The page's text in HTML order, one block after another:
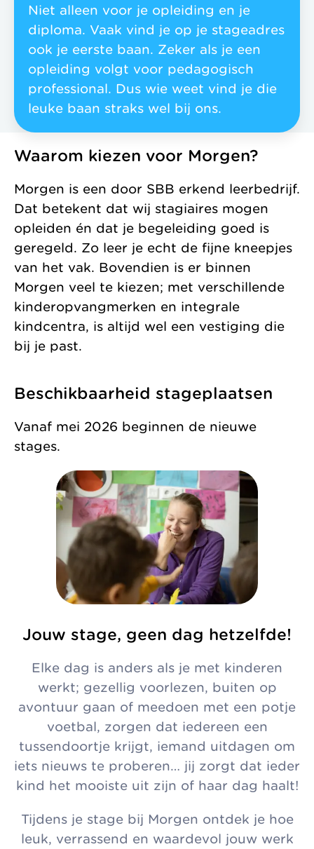
zonder
winstoogmerk,
voor de wereld van
morgen.
Kinderopvang
Samenwerkingen
Organisatie
Jaarverslag
Allemaal vanuit
één gedeelde visie.
Niet alleen voor je opleiding en je
diploma. Vaak vind je op je stageadres
ook je eerste baan. Zeker als je een
opleiding volgt voor pedagogisch
professional. Dus wie weet vind je die
leuke baan straks wel bij ons.
Waarom kiezen voor Morgen?
Morgen is een door SBB erkend leerbedrijf.
Dat betekent dat wij stagiaires mogen
opleiden én dat je begeleiding goed is
geregeld. Zo leer je echt de fijne kneepjes
van het vak. Bovendien is er binnen
Morgen veel te kiezen; met verschillende
kinderopvangmerken en integrale
kindcentra, is altijd wel een vestiging die
bij je past.
Beschikbaarheid stageplaatsen
Vanaf mei 2026 beginnen de nieuwe
stages.
Jouw stage, geen dag hetzelfde!
Elke dag is anders als je met kinderen
werkt; gezellig voorlezen, buiten op
avontuur gaan of meedoen met een potje
voetbal, zorgen dat iedereen een
tussendoortje krijgt, iemand uitdagen om
iets nieuws te proberen… jij zorgt dat ieder
kind het mooiste uit zijn of haar dag haalt!
Tijdens je stage bij Morgen ontdek je hoe
leuk, verrassend en waardevol jouw werk